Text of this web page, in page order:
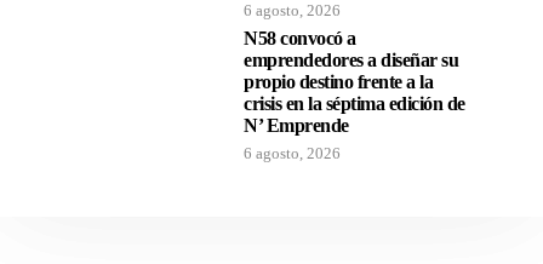
6 agosto, 2026
N58 convocó a
emprendedores a diseñar su
propio destino frente a la
crisis en la séptima edición de
N’ Emprende
6 agosto, 2026